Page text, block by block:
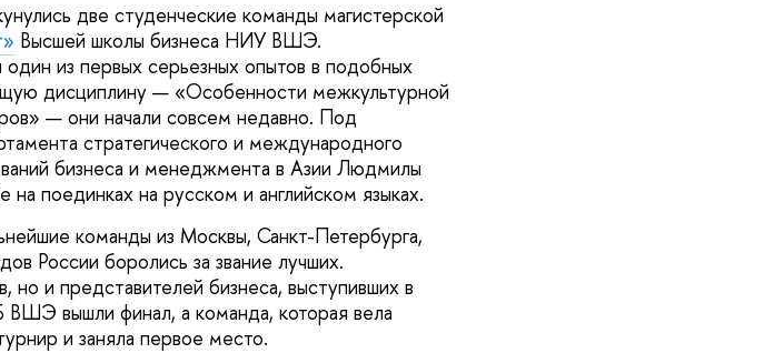
две студенческие команды магистерской
Высшей школы бизнеса НИУ ВШЭ.
из первых серьезных опытов в подобных
дисциплину — «Особенности межкультурной
— они начали совсем недавно. Под
стратегического и международного
бизнеса и менеджмента в Азии Людмилы
поединках на русском и английском языках.
команды из Москвы, Санкт-Петербурга,
России боролись за звание лучших.
и представителей бизнеса, выступивших в
вышли финал, а команда, которая вела
и заняла первое место.